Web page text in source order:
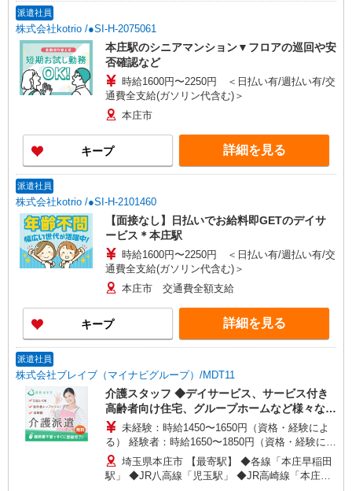
派遣社員
株式会社kotrio /●SI-H-2075061
本庄駅のシニアマンション▼フロアの巡回や安
否確認など
時給1600円〜2250円 ＜日払い有/週払い有/交
通費全支給(ガソリン代含む)＞
本庄市
キープ 詳細を見る
派遣社員
株式会社kotrio /●SI-H-2101460
【面接なし】日払いでお給料即GETのデイサ
ービス＊本庄駅
時給1600円〜2250円 ＜日払い有/週払い有/交
通費全支給(ガソリン代含む)＞
本庄市 交通費全額支給
キープ 詳細を見る
派遣社員
株式会社ブレイブ（マイナビグループ）/MDT11
介護スタッフ ◆デイサービス、サービス付き
高齢者向け住宅、グループホームなど様々な勤
務先から選べます。
未経験：時給1450〜1650円（資格・経験によ
る） 経験者：時給1650〜1850円（資格・経験によ
る） ◎月収例 時給1850円×1日8時間×22日（週5
日）＝32万5600円 ◆昇給あり ◆支払い方法 ※日
払い/週払い/月払い対応も可能です。詳しくは面談
埼玉県本庄市 【最寄駅】 ◆各線「本庄早稲田
駅」 ◆JR八高線「児玉駅」 ◆JR高崎線「本庄